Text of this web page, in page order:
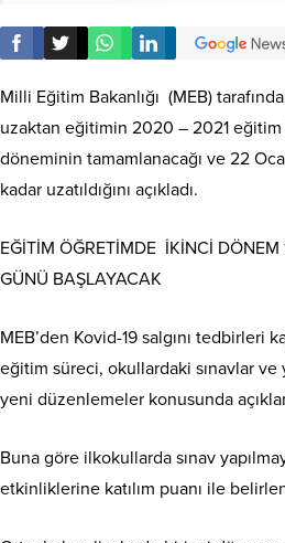
Milli Eğitim Bakanlığı (MEB)
uzaktan eğitimin 2020 – 2021 eğitim
döneminin tamamlanacağı ve 22
kadar uzatıldığını açıkladı.
EĞİTİM ÖĞRETİMDE İKİNCİ DÖNEM
GÜNÜ BAŞLAYACAK
MEB’den Kovid-19 salgını tedbirleri
eğitim süreci, okullardaki sınavlar ve
yeni düzenlemeler konusunda
Buna göre ilkokullarda sınav
etkinliklerine katılım puanı ile